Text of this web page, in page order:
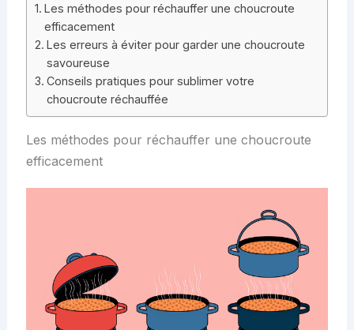
Les méthodes pour réchauffer une choucroute
efficacement
Les erreurs à éviter pour garder une choucroute
savoureuse
Conseils pratiques pour sublimer votre
choucroute réchauffée
Les méthodes pour réchauffer une choucroute
efficacement